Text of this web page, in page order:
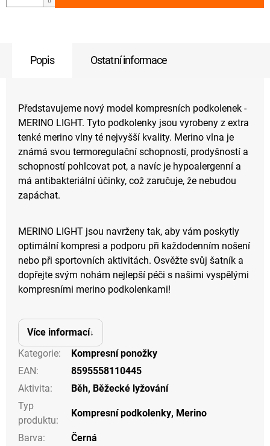
Popis Ostatní informace
Představujeme nový model kompresních podkolenek -
MERINO LIGHT. Tyto podkolenky jsou vyrobeny z extra
tenké merino vlny té nejvyšší kvality. Merino vlna je
známá svou termoregulační schopností, prodyšností a
schopností pohlcovat pot, a navíc je hypoalergenní a
má antibakteriální účinky, což zaručuje, že nebudou
zapáchat.
MERINO LIGHT jsou navrženy tak, aby vám poskytly
optimální kompresi a podporu při každodenním nošení
nebo při sportovních aktivitách. Osvěžte svůj šatník a
dopřejte svým nohám nejlepší péči s našimi vyspělými
kompresními merino podkolenkami!
Více informací
Kategorie:
Kompresní ponožky
EAN:
8595558110445
Aktivita: Běh, Běžecké lyžování
Typ
produktu:
Kompresní podkolenky, Merino
Barva: Černá